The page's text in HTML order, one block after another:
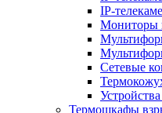
IP-
Мониторы
Сетевые
Термошкафы